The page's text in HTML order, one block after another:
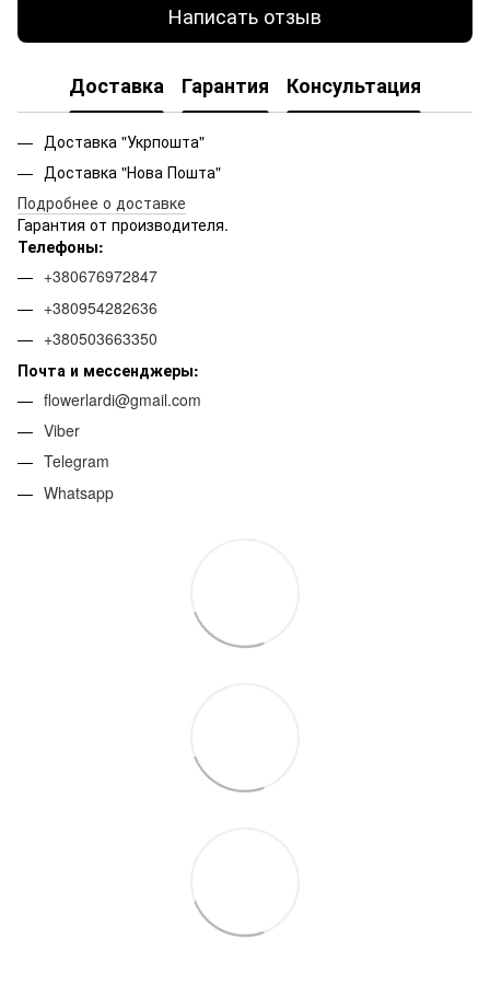
Написать отзыв
Доставка Гарантия Консультация
Доставка "Укрпошта"
Доставка "Нова Пошта"
Подробнее о доставке
Гарантия от производителя.
Телефоны:
+380676972847
+380954282636
+380503663350
Почта и мессенджеры:
flowerlardi@gmail.com
Viber
Telegram
Whatsapp